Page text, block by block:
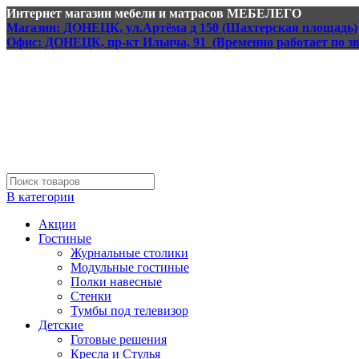
Интернет магазин мебели и матрасов МЕБЕЛЕГО
Магазин: ДОНЕЦК, ул.Артёма д 150 (Шахтерская площадь)
Офис: ДОНЕЦК, пр-кт Ильича, 91 (Временно работает по
В категории
Акции
Гостиные
Журнальные столики
Модульные гостиные
Полки навесные
Стенки
Тумбы под телевизор
Детские
Готовые решения
Кресла и Стулья